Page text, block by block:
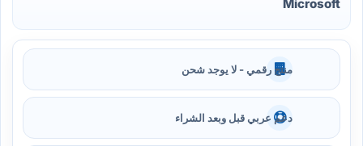
Microsoft
منتج رقمي - لا يوجد شحن
دعم عربي قبل وبعد الشراء